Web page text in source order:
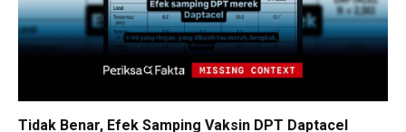
Tidak Benar, Efek Samping Vaksin DPT Daptacel